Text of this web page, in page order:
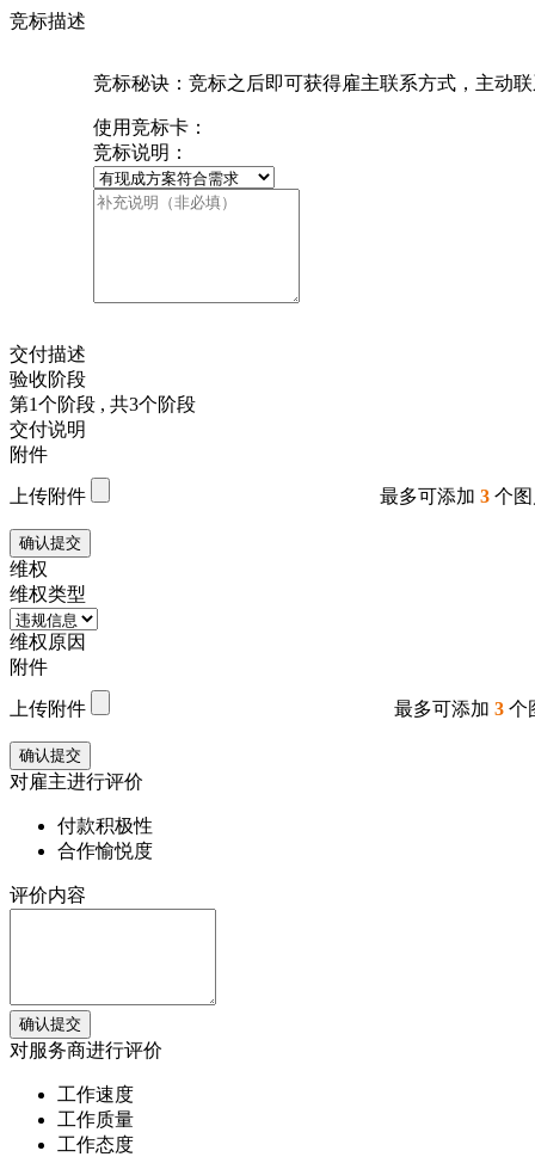
竞标描述
竞标秘诀：竞标之后即可获得雇主联系方式，主动
使用竞标卡：
竞标说明：
交付描述
验收阶段
第1个阶段 , 共3个阶段
交付说明
附件
上传附件 最多可添加 3 个
确认提交
维权
维权类型
维权原因
附件
上传附件 最多可添加 3 个
确认提交
对雇主进行评价
付款积极性
合作愉悦度
评价内容
确认提交
对服务商进行评价
工作速度
工作质量
工作态度